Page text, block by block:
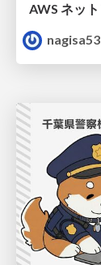
nagisa53